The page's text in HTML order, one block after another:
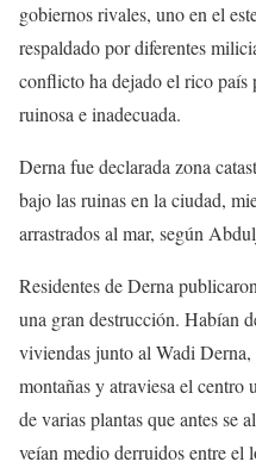
gobiernos rivales, uno en el
respaldado por diferentes
conflicto ha dejado el rico país
ruinosa e inadecuada.
Derna fue declarada zona
bajo las ruinas en la ciudad,
arrastrados al mar, según
Residentes de Derna
una gran destrucción. Habían
viviendas junto al Wadi Derna,
montañas y atraviesa el centro
de varias plantas que antes se
veían medio derruidos entre el